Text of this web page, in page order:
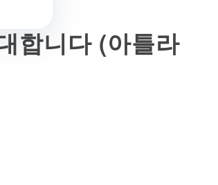
합니다 (아틀라